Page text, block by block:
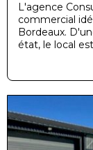
L'agence
commercial
Bordeaux.
état, le local